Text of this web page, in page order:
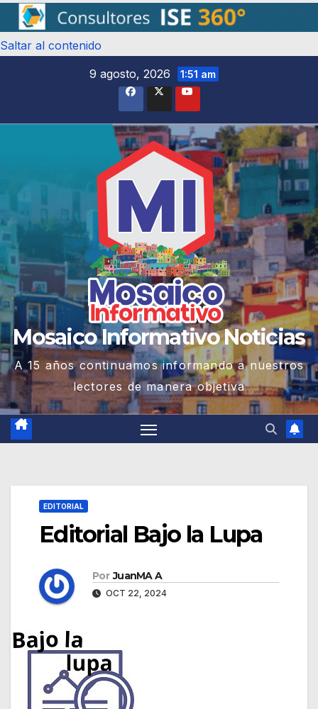
Saltar al contenido
9 agosto, 2026
1:51 am
Mosaico Informativo Noticias
A 15 años continuamos informando a nuestros
lectores de manera objetiva
EDITORIAL
Editorial Bajo la Lupa
Por JuanMA A
OCT 22, 2024